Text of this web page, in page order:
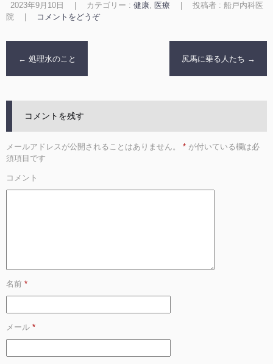
2023年9月10日 カテゴリー : 健康, 医療
投稿者 : 船戸内科医
院
コメントをどうぞ
← 処理水のこと 尻馬に乗る人たち →
コメントを残す
メールアドレスが公開されることはありません。 * が付いている欄は必
須項目です
コメント
名前 *
メール *